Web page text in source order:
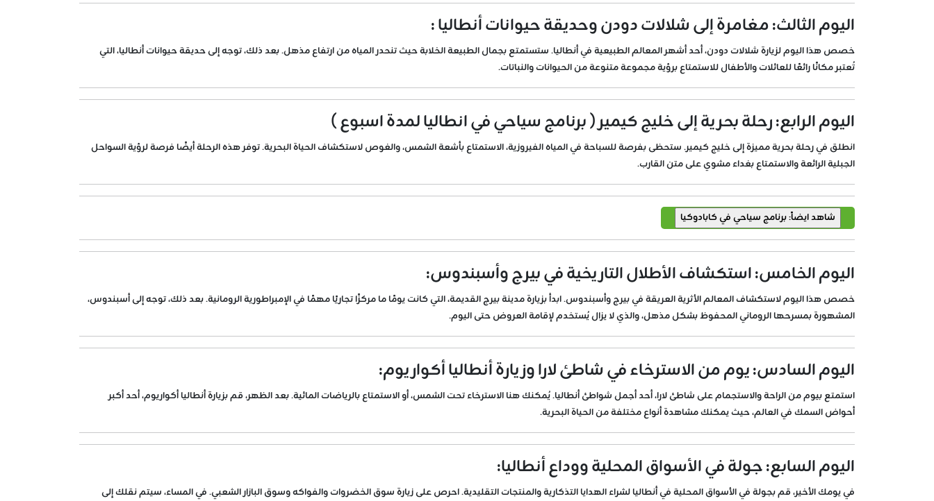
اليوم الثالث: مغامرة إلى شلالات دودن وحديقة حيوانات أنطاليا :
خصص هذا اليوم لزيارة شلالات دودن، أحد أشهر المعالم الطبيعية في أنطاليا. ستستمتع بجمال الطبيعة الخلابة حيث تنحدر المياه من ارتفاع مذهل. بعد ذلك، توجه إلى حديقة حيوانات أنطاليا، التي
تُعتبر مكانًا رائعًا للعائلات والأطفال للاستمتاع برؤية مجموعة متنوعة من الحيوانات والنباتات.
اليوم الرابع: رحلة بحرية إلى خليج كيمير ( برنامج سياحي في انطاليا لمدة اسبوع )
انطلق في رحلة بحرية مميزة إلى خليج كيمير. ستحظى بفرصة للسباحة في المياه الفيروزية، الاستمتاع بأشعة الشمس، والغوص لاستكشاف الحياة البحرية. توفر هذه الرحلة أيضًا فرصة لرؤية السواحل
الجبلية الرائعة والاستمتاع بغداء مشوي على متن القارب.
اليوم الخامس: استكشاف الأطلال التاريخية في بيرج وأسبندوس:
خصص هذا اليوم لاستكشاف المعالم الأثرية العريقة في بيرج وأسبندوس. ابدأ بزيارة مدينة بيرج القديمة، التي كانت يومًا ما مركزًا تجاريًا مهمًا في الإمبراطورية الرومانية. بعد ذلك، توجه إلى أسبندوس،
المشهورة بمسرحها الروماني المحفوظ بشكل مذهل، والذي لا يزال يُستخدم لإقامة العروض حتى اليوم.
اليوم السادس: يوم من الاسترخاء في شاطئ لارا وزيارة أنطاليا أكواريوم:
استمتع بيوم من الراحة والاستجمام على شاطئ لارا، أحد أجمل شواطئ أنطاليا. يُمكنك هنا الاسترخاء تحت الشمس، أو الاستمتاع بالرياضات المائية. بعد الظهر، قم بزيارة أنطاليا أكواريوم، أحد أكبر
أحواض السمك في العالم، حيث يمكنك مشاهدة أنواع مختلفة من الحياة البحرية.
اليوم السابع: جولة في الأسواق المحلية ووداع أنطاليا:
في يومك الأخير، قم بجولة في الأسواق المحلية في أنطاليا لشراء الهدايا التذكارية والمنتجات التقليدية. احرص على زيارة سوق الخضروات والفواكه وسوق البازار الشعبي. في المساء، سيتم نقلك إلى